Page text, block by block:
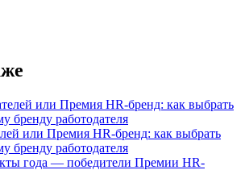
или Премия HR-бренд: как выбрать
бренду работодателя